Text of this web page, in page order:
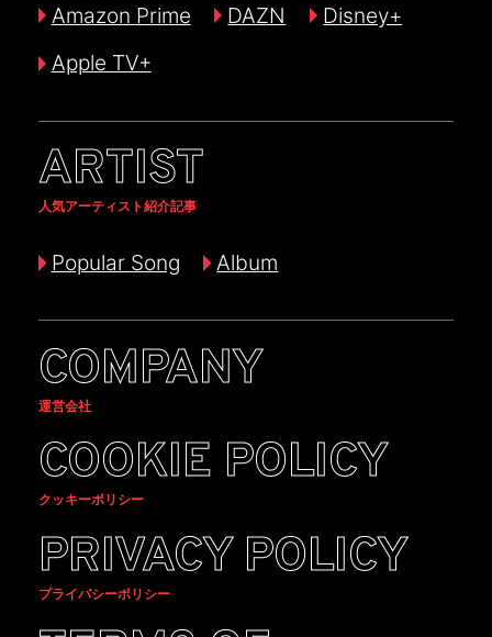
Amazon Prime
DAZN
Disney+
Apple TV+
ARTIST
人気アーティスト紹介記事
Popular Song Album
COMPANY
運営会社
COOKIE POLICY
クッキーポリシー
PRIVACY POLICY
プライバシーポリシー